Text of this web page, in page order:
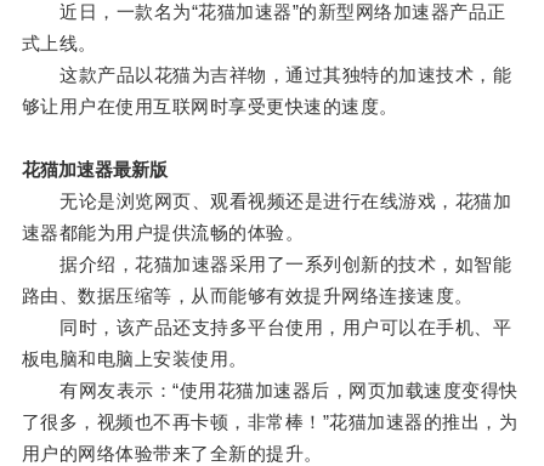
近日，一款名为“花猫加速器”的新型网络加速器产品正
式上线。
这款产品以花猫为吉祥物，通过其独特的加速技术，能
够让用户在使用互联网时享受更快速的速度。
花猫加速器最新版
无论是浏览网页、观看视频还是进行在线游戏，花猫加
速器都能为用户提供流畅的体验。
据介绍，花猫加速器采用了一系列创新的技术，如智能
路由、数据压缩等，从而能够有效提升网络连接速度。
同时，该产品还支持多平台使用，用户可以在手机、平
板电脑和电脑上安装使用。
有网友表示：“使用花猫加速器后，网页加载速度变得快
了很多，视频也不再卡顿，非常棒！”花猫加速器的推出，为
用户的网络体验带来了全新的提升。